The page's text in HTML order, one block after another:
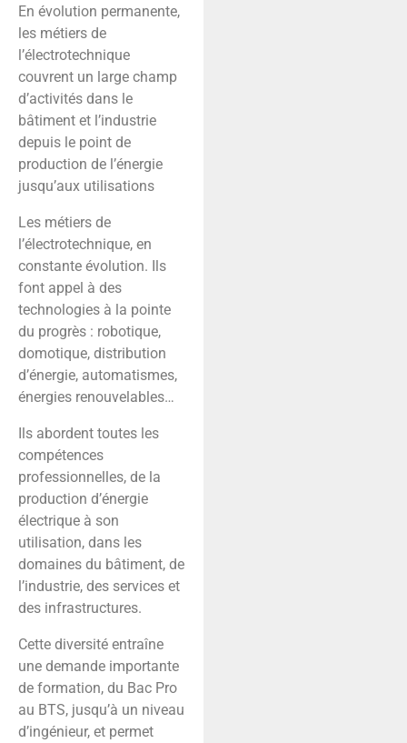
En évolution permanente,
les métiers de
l’électrotechnique
couvrent un large champ
d’activités dans le
bâtiment et l’industrie
depuis le point de
production de l’énergie
jusqu’aux utilisations
Les métiers de
l’électrotechnique, en
constante évolution. Ils
font appel à des
technologies à la pointe
du progrès : robotique,
domotique, distribution
d’énergie, automatismes,
énergies renouvelables…
Ils abordent toutes les
compétences
professionnelles, de la
production d’énergie
électrique à son
utilisation, dans les
domaines du bâtiment, de
l’industrie, des services et
des infrastructures.
Cette diversité entraîne
une demande importante
de formation, du Bac Pro
au BTS, jusqu’à un niveau
d’ingénieur, et permet